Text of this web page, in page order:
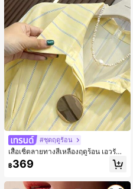
#ชุดฤดูร้อน
เสื้อเชิ้ตลายทางสีเหลืองฤดูร้อน เอวรัด
สไตล์ลำลองสำหรับเดินทางไปทำงาน ผ้
าฝ้ายผสม กระดุมหน้า เสื้ออเนกประสงค์
฿369